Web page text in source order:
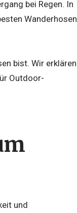
bei Regen. In
Wanderhosen
bist. Wir erklären
Outdoor-
und